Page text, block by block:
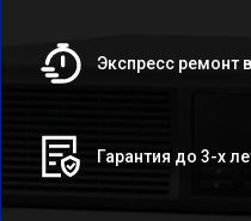
Экспресс ремонт
Гарантия до 3-х